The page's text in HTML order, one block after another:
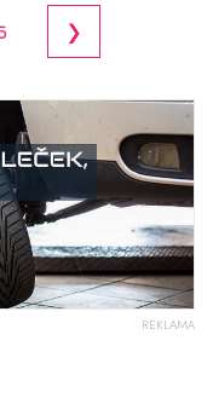
›
REKLAMA